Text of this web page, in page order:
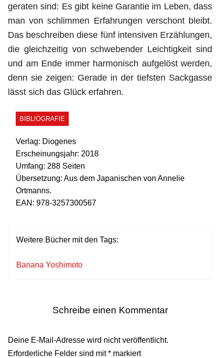
geraten sind: Es gibt keine Garantie im Leben, dass
man von schlimmen Erfahrungen verschont bleibt.
Das beschreiben diese fünf intensiven Erzählungen,
die gleichzeitig von schwebender Leichtigkeit sind
und am Ende immer harmonisch aufgelöst werden,
denn sie zeigen: Gerade in der tiefsten Sackgasse
lässt sich das Glück erfahren.
BIBLIOGRAFIE
Verlag: Diogenes
Erscheinungsjahr: 2018
Umfang: 288 Seiten
Übersetzung: Aus dem Japanischen von Annelie
Ortmanns.
EAN: 978-3257300567
Weitere Bücher mit den Tags:
Banana Yoshimoto
Schreibe einen Kommentar
Deine E-Mail-Adresse wird nicht veröffentlicht.
Erforderliche Felder sind mit* markiert